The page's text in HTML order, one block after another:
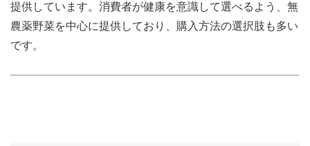
提供しています。消費者が健康を意識して選べるよう、無
農薬野菜を中心に提供しており、購入方法の選択肢も多い
です。